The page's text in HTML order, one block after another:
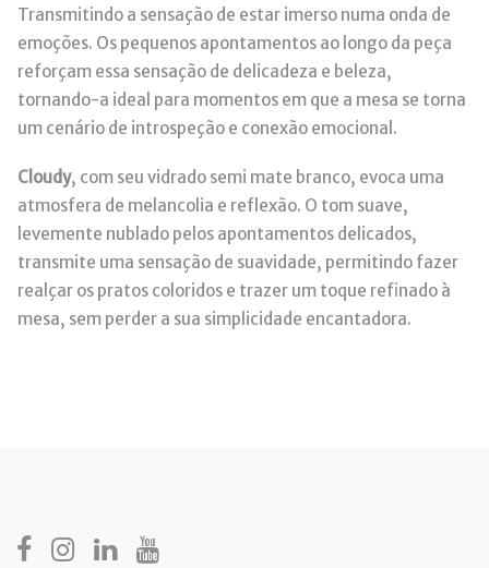
Transmitindo a sensação de estar imerso numa onda de
emoções. Os pequenos apontamentos ao longo da peça
reforçam essa sensação de delicadeza e beleza,
tornando-a ideal para momentos em que a mesa se torna
um cenário de introspeção e conexão emocional.
Cloudy, com seu vidrado semi mate branco, evoca uma
atmosfera de melancolia e reflexão. O tom suave,
levemente nublado pelos apontamentos delicados,
transmite uma sensação de suavidade, permitindo fazer
realçar os pratos coloridos e trazer um toque refinado à
mesa, sem perder a sua simplicidade encantadora.